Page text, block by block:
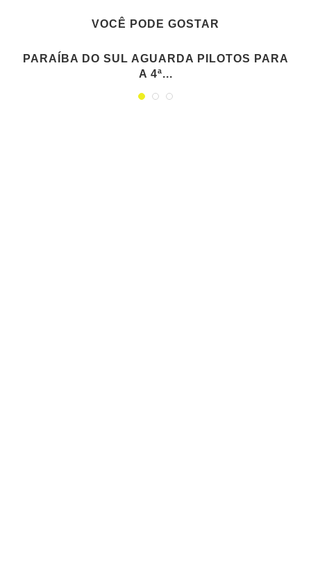
VOCÊ PODE GOSTAR
PARAÍBA DO SUL AGUARDA PILOTOS PARA
A 4ª...